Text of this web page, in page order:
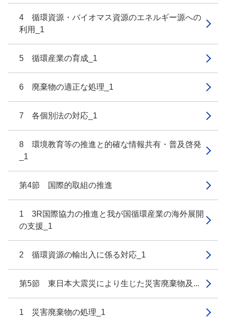
4 循環資源・バイオマス資源のエネルギー源への
利用_1
5 循環産業の育成_1
6 廃棄物の適正な処理_1
7 各個別法の対応_1
8 環境教育等の推進と的確な情報共有・普及啓発
_1
第4節 国際的取組の推進
1 3R国際協力の推進と我が国循環産業の海外展開
の支援_1
2 循環資源の輸出入に係る対応_1
第5節 東日本大震災により生じた災害廃棄物及...
1 災害廃棄物の処理_1